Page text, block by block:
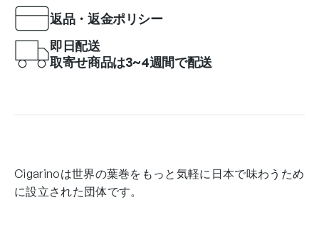
返品・返金ポリシー
即日配送
取寄せ商品は3~4週間で配送
Cigarinoは世界の葉巻をもっと気軽に日本で味わうため
に設立された団体です。